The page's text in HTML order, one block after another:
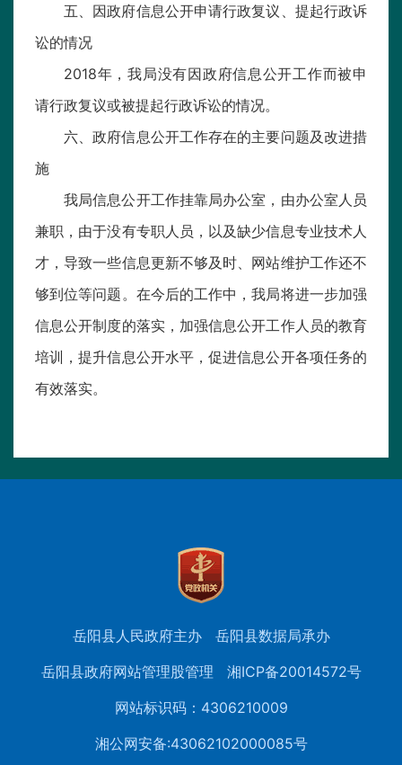
五、因政府信息公开申请行政复议、提起行政诉
讼的情况
2018年，我局没有因政府信息公开工作而被申
请行政复议或被提起行政诉讼的情况。
六、政府信息公开工作存在的主要问题及改进措
施
我局信息公开工作挂靠局办公室，由办公室人员
兼职，由于没有专职人员，以及缺少信息专业技术人
才，导致一些信息更新不够及时、网站维护工作还不
够到位等问题。在今后的工作中，我局将进一步加强
信息公开制度的落实，加强信息公开工作人员的教育
培训，提升信息公开水平，促进信息公开各项任务的
有效落实。
岳阳县人民政府主办
岳阳县数据局承办
岳阳县政府网站管理股管理
湘ICP备20014572号
网站标识码：4306210009
湘公网安备:43062102000085号